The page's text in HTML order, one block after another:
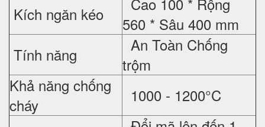
Kích ngăn kéo
560 * Sâu 400 mm
Tính năng
An Toàn Chống
trộm
Khả năng chống
cháy
1000 - 1200°C